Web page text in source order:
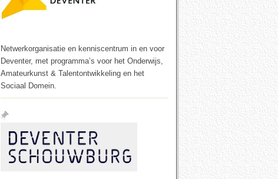
Netwerkorganisatie en kenniscentrum in en voor
Deventer, met programma’s voor het Onderwijs,
Amateurkunst & Talentontwikkeling en het
Sociaal Domein.